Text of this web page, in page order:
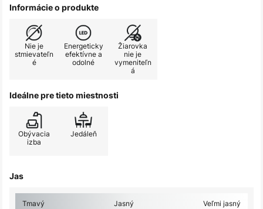
Informácie o produkte
Nie je
stmievateľn
é
Energeticky
efektívne a
odolné
Žiarovka
nie je
vymeniteľn
á
Ideálne pre tieto miestnosti
Obývacia
izba
Jedáleň
Jas
Tmavý Jasný Veľmi jasný